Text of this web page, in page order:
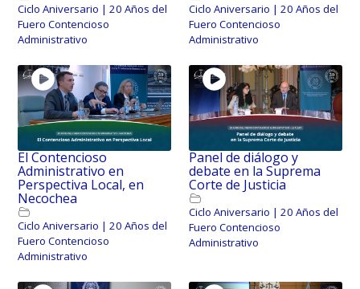
Ciclo Aniversario | 20 Años del
Fuero Contencioso
Administrativo
Ciclo Aniversario | 20 Años del
Fuero Contencioso
Administrativo
El Contencioso
Administrativo en
Perspectiva Local, en
Necochea
Ciclo Aniversario | 20 Años del
Fuero Contencioso
Administrativo
Panel de diálogo y
debate en la Suprema
Corte de Justicia
Ciclo Aniversario | 20 Años del
Fuero Contencioso
Administrativo